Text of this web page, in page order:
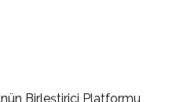
Birleştirici Platformu